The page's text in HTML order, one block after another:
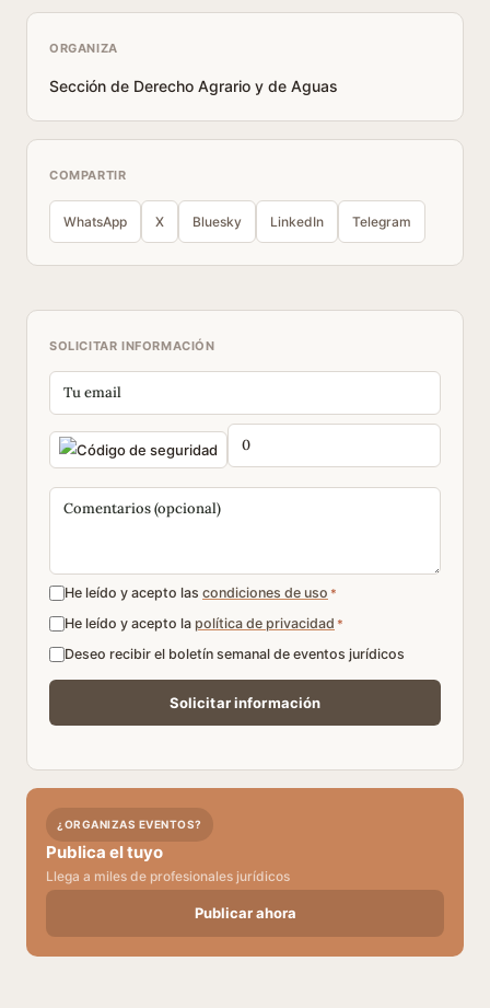
ORGANIZA
Sección de Derecho Agrario y de Aguas
COMPARTIR
WhatsApp X Bluesky LinkedIn Telegram
SOLICITAR INFORMACIÓN
He leído y acepto las condiciones de uso *
He leído y acepto la política de privacidad *
Deseo recibir el boletín semanal de eventos jurídicos
¿ORGANIZAS EVENTOS?
Publica el tuyo
Llega a miles de profesionales jurídicos
Publicar ahora